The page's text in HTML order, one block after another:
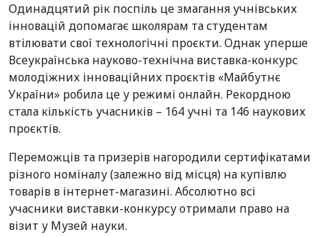
Одинадцятий рік поспіль це змагання учнівських
інновацій допомагає школярам та студентам
втілювати свої технологічні проєкти. Однак уперше
Всеукраїнська науково-технічна виставка-конкурс
молодіжних інноваційних проєктів «Майбутнє
України» робила це у режимі онлайн. Рекордною
стала кількість учасників – 164 учні та 146 наукових
проєктів.
Переможців та призерів нагородили сертифікатами
різного номіналу (залежно від місця) на купівлю
товарів в інтернет-магазині. Абсолютно всі
учасники виставки-конкурсу отримали право на
візит у Музей науки.